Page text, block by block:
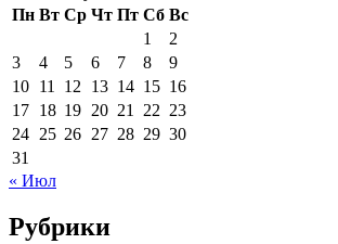
Пн Вт Ср Чт Пт Сб Вс
1
2
3
4 5 6 7 8
9
10 11 12 13 14 15 16
17 18 19 20 21 22 23
24 25 26 27 28 29 30
31
« Июл
Рубрики